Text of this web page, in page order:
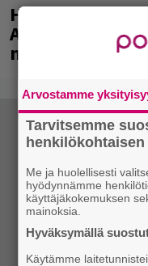
Huomenna se
A.W. Yrjänän
Arvostamme
Tarvitsemme
Me ja huolellisesti
hyödynnämme
käyttäjäkokemuksen
mainoksia.
Hyväksymällä
Käytämme